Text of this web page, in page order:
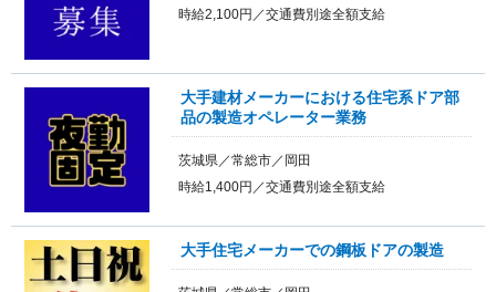
時給2,100円／交通費別途全額支給
大手建材メーカーにおける住宅系ドア部
品の製造オペレーター業務
茨城県／常総市／岡田
時給1,400円／交通費別途全額支給
大手住宅メーカーでの鋼板ドアの製造